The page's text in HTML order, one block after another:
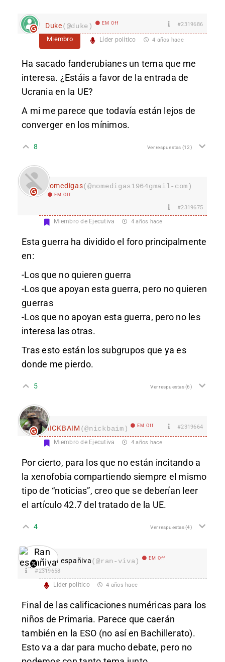
Duke(@duke) EM Off #2319686
Miembro Líder político 4 años hace
Ha sacado fanderubianes un tema que me
interesa. ¿Estáis a favor de la entrada de
Ucrania en la UE?
A mi me parece que todavía están lejos de
converger en los mínimos.
8 Ver respuestas (12)
nomedigas(@nomedigas1964gmail-com)
EM Off
#2319675
Miembro de Ejecutiva 4 años hace
Esta guerra ha dividido el foro principalmente
en:
-Los que no quieren guerra
-Los que apoyan esta guerra, pero no quieren
guerras
-Los que no apoyan esta guerra, pero no les
interesa las otras.
Tras esto están los subgrupos que ya es
donde me pierdo.
5 Ver respuestas(6)
nICKBAIM (@nickbaim) EM Off #2319664
Miembro de Ejecutiva 4 años hace
Por cierto, para los que no están incitando a
la xenofobia compartiendo siempre el mismo
tipo de “noticias”, creo que se deberían leer
el artículo 42.7 del tratado de la UE.
4 Ver respuestas(4)
Ran españiva(@ran-viva) EM Off
#2319658
Líder político 4 años hace
Final de las calificaciones numéricas para los
niños de Primaria. Parece que caerán
también en la ESO (no así en Bachillerato).
Esto va a dar para mucho debate, pero no